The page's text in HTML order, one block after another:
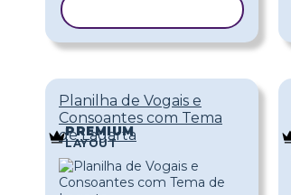
Planilha de Vogais e
Consoantes com Tema
de Lagarta
PREMIUM
LAYOUT